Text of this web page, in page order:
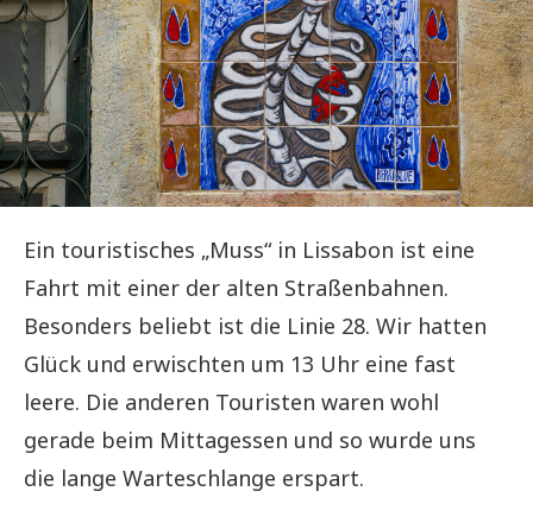
Ein touristisches „Muss“ in Lissabon ist eine
Fahrt mit einer der alten Straßenbahnen.
Besonders beliebt ist die Linie 28. Wir hatten
Glück und erwischten um 13 Uhr eine fast
leere. Die anderen Touristen waren wohl
gerade beim Mittagessen und so wurde uns
die lange Warteschlange erspart.